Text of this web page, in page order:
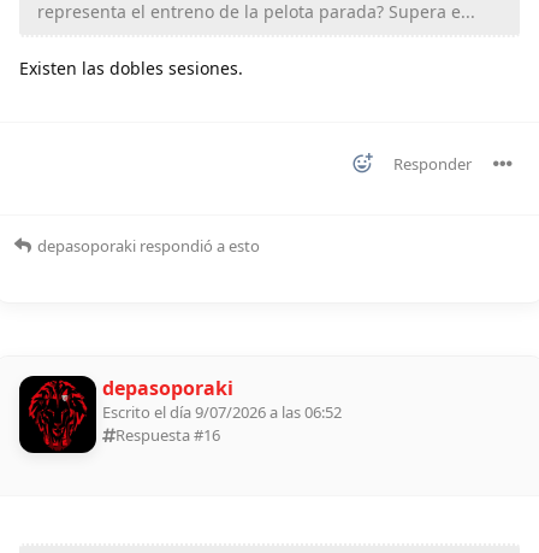
representa el entreno de la pelota parada? Supera e...
Existen las dobles sesiones.
Responder
depasoporaki respondió a esto
depasoporaki
Escrito el día 9/07/2026 a las 06:52
Respuesta #16